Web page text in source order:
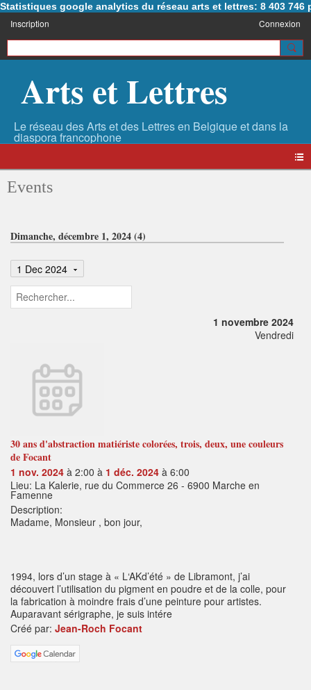
Statistiques google analytics du réseau arts et lettres: 8 403 746
Inscription Connexion
Arts et Lettres
Events
Dimanche, décembre 1, 2024 (4)
1 Dec 2024
1 novembre 2024
Vendredi
30 ans d'abstraction matiériste colorées, trois, deux, une couleurs
de Focant
1 nov. 2024 à 2:00 à 1 déc. 2024 à 6:00
Lieu: La Kalerie, rue du Commerce 26 - 6900 Marche en
Famenne
Description:
Madame, Monsieur , bon jour,
1994, lors d’un stage à « L‘AKd’été » de Libramont, j’ai
découvert l’utilisation du pigment en poudre et de la colle, pour
la fabrication à moindre frais d’une peinture pour artistes.
Auparavant sérigraphe, je suis intére
Créé par: Jean-Roch Focant